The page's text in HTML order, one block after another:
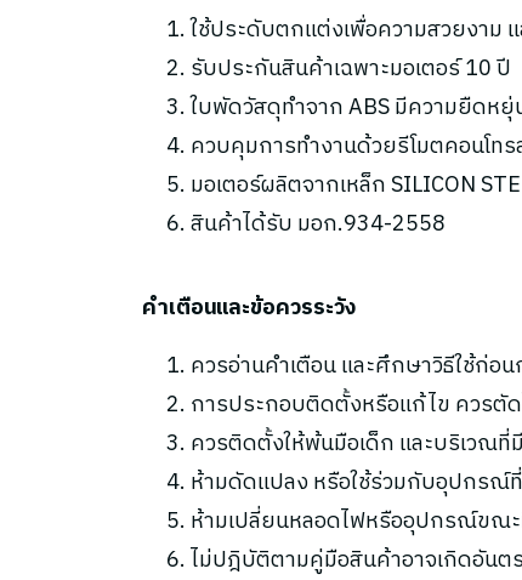
ใช้ประดับตกแต่งเพื่อความสวยงาม
รับประกันสินค้าเฉพาะมอเตอร์ 10 ปี
ใบพัดวัสดุทำจาก ABS มีความยืดห
ควบคุมการทำงานด้วยรีโมตคอนโท
มอเตอร์ผลิตจากเหล็ก SILICON
สินค้าได้รับ มอก.934-2558
คำเตือนและข้อควรระวัง
ควรอ่านคำเตือน และศึกษาวิธีใช้ก่อน
การประกอบติดตั้งหรือแก้ไข ควร
ควรติดตั้งให้พ้นมือเด็ก และบริเวณที่
ห้ามดัดแปลง หรือใช้ร่วมกับอุปกรณ์
ห้ามเปลี่ยนหลอดไฟหรืออุปกรณ์ขณ
ไม่ปฎิบัติตามคู่มือสินค้าอาจเกิดอัน